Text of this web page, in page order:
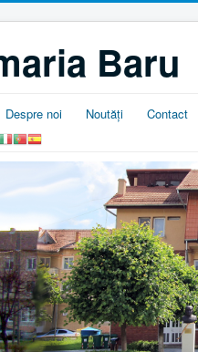
Baru
Despre noi Noutăţi Contact